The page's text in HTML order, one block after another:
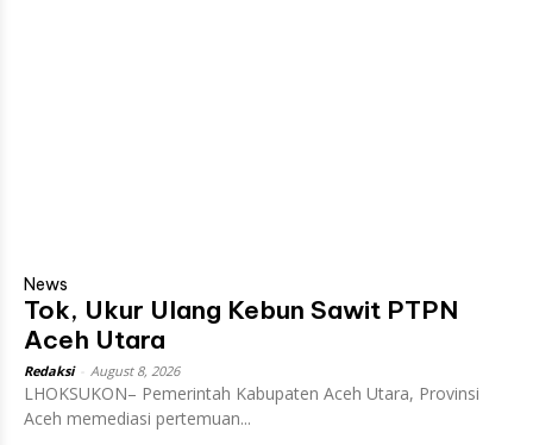
News
Tok, Ukur Ulang Kebun Sawit PTPN
Aceh Utara
Redaksi August 8, 2026
LHOKSUKON– Pemerintah Kabupaten Aceh Utara, Provinsi
Aceh memediasi pertemuan...